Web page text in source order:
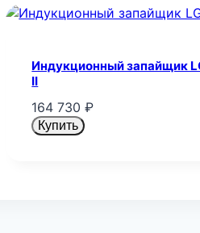
Индукционный запайщик
II
164 730₽
Купить